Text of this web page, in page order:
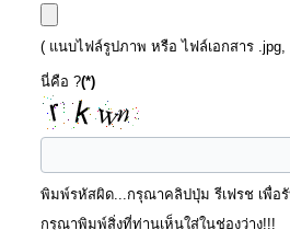
( แนบไฟล์รูปภาพ หรือ ไฟล์เอกสาร
นี่คือ ?(*)
พิมพ์รหัสผิด...กรุณาคลิปปุ่ม รีเฟรช เพื่อ
กรุณาพิมพ์สิ่งที่ท่านเห็นใส่ในช่องว่าง!!!